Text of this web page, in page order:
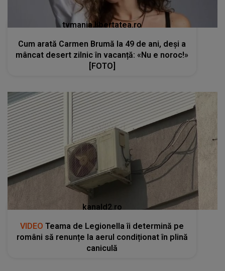
tvmania.libertatea.ro
Cum arată Carmen Brumă la 49 de ani, deși a
mâncat desert zilnic în vacanță: «Nu e noroc!»
[FOTO]
kanald2.ro
VIDEO Teama de Legionella îi determină pe
români să renunțe la aerul condiționat în plină
caniculă